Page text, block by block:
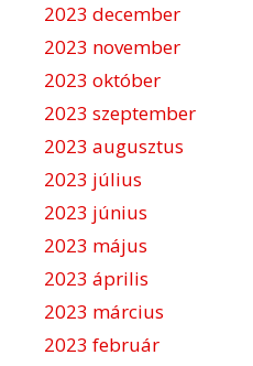
2023 december
2023 november
2023 október
2023 szeptember
2023 augusztus
2023 július
2023 június
2023 május
2023 április
2023 március
2023 február